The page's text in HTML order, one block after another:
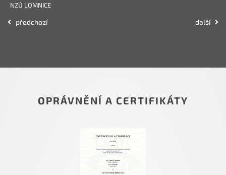
NZÚ LOMNICE
předchozí další
OPRÁVNĚNÍ A CERTIFIKÁTY